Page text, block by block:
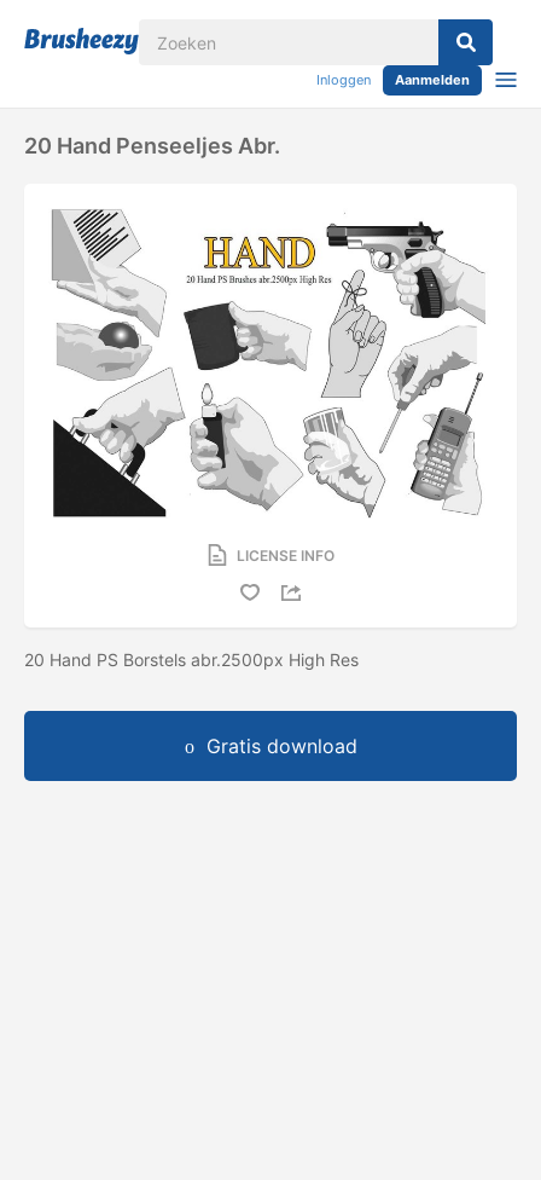
Inloggen Aanmelden
20 Hand Penseeljes Abr.
LICENSE INFO
20 Hand PS Borstels abr.2500px High Res
Gratis download